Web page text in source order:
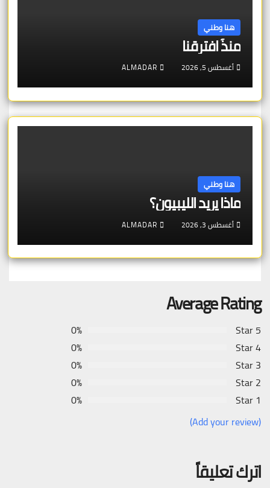
هنا وطني
منذُ افترقنا
أغسطس 5, 2026 ALMADAR
هنا وطني
ماذا يريد الليبيون؟
أغسطس 3, 2026 ALMADAR
Average Rating
5 Star
0%
4 Star
0%
3 Star
0%
2 Star
0%
1 Star
0%
(Add your review)
اترك تعليقاً